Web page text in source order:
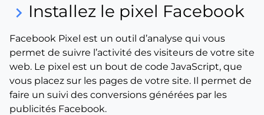
keyboard_arrow_right Installez le pixel Facebook
Facebook Pixel est un outil d’analyse qui vous
permet de suivre l’activité des visiteurs de votre site
web. Le pixel est un bout de code JavaScript, que
vous placez sur les pages de votre site. Il permet de
faire un suivi des conversions générées par les
publicités Facebook.